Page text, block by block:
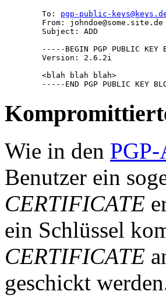
        To:
pgp-public-
        From: johndoe@some.site.de
        Subject: ADD
-----BEGIN PGP PUBLIC KEY
        Version: 2.6.2i
        <blah blah blah>
Wie in den
Benutzer ein
CERTIFICATE
ein Schlüssel
CERTIFICATE
geschickt